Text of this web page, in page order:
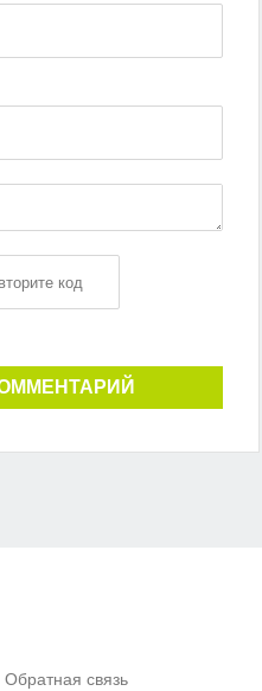
Обратная связь